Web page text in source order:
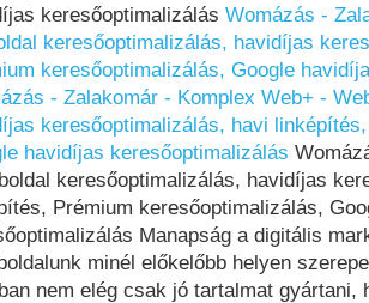
keresőoptimalizálás Womázás -
keresőoptimalizálás, havidíjas
keresőoptimalizálás, Google
- Zalakomár - Komplex Web+ -
keresőoptimalizálás, havi
havidíjas keresőoptimalizálás
keresőoptimalizálás, havidíjas
Prémium keresőoptimalizálás,
Manapság a digitális
minél előkelőbb helyen
nem elég csak jó tartalmat gyártani,